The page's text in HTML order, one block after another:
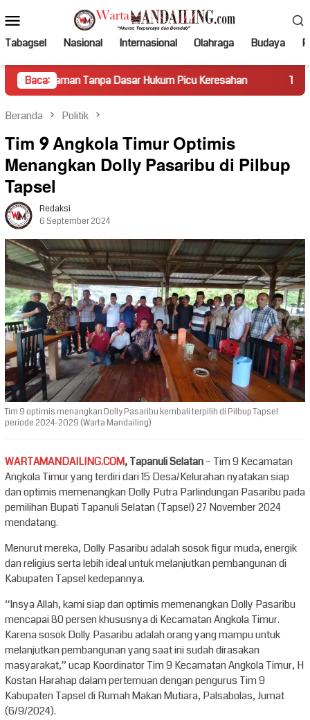
ke
kontenMobile
Tabagsel Nasional Internasional Olahraga Budaya
Baca:
Dasar Hukum Picu Keresahan Truk Miring Hambat
Beranda Politik
Tim 9 Angkola Timur Optimis
Menangkan Dolly Pasaribu di Pilbup
Tapsel
Redaksi
6 September 2024
Tim 9 optimis menangkan Dolly Pasaribu kembali terpilih di Pilbup Tapsel
periode 2024-2029 (Warta Mandailing)
WARTAMANDAILING.COM, Tapanuli Selatan– Tim 9 Kecamatan
Angkola Timur yang terdiri dari 15 Desa/Kelurahan nyatakan siap
dan optimis memenangkan Dolly Putra Parlindungan Pasaribu pada
pemilihan Bupati Tapanuli Selatan (Tapsel) 27 November 2024
mendatang.
Menurut mereka, Dolly Pasaribu adalah sosok figur muda, energik
dan religius serta lebih ideal untuk melanjutkan pembangunan di
Kabupaten Tapsel kedepannya.
“Insya Allah, kami siap dan optimis memenangkan Dolly Pasaribu
mencapai 80 persen khususnya di Kecamatan Angkola Timur.
Karena sosok Dolly Pasaribu adalah orang yang mampu untuk
melanjutkan pembangunan yang saat ini sudah dirasakan
masyarakat,” ucap Koordinator Tim 9 Kecamatan Angkola Timur, H
Kostan Harahap dalam pertemuan dengan pengurus Tim 9
Kabupaten Tapsel di Rumah Makan Mutiara, Palsabolas, Jumat
(6/9/2024).